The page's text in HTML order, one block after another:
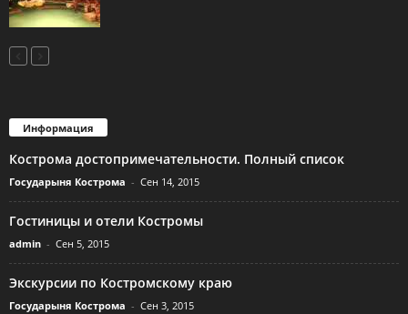
Информация
Кострома достопримечательности. Полный список
Государыня Кострома - Сен 14, 2015
Гостиницы и отели Костромы
admin - Сен 5, 2015
Экскурсии по Костромскому краю
Государыня Кострома - Сен 3, 2015